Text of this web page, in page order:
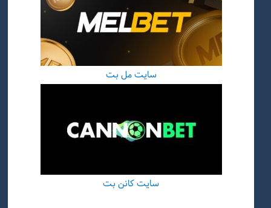
سایت مل بت
سایت کانن بت